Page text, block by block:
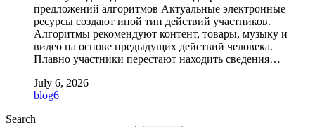
предложений алгоритмов Актуальные электронные
ресурсы создают иной тип действий участников.
Алгоритмы рекомендуют контент, товары, музыку и
видео на основе предыдущих действий человека.
Плавно участники перестают находить сведения…
July 6, 2026
blog6
Search